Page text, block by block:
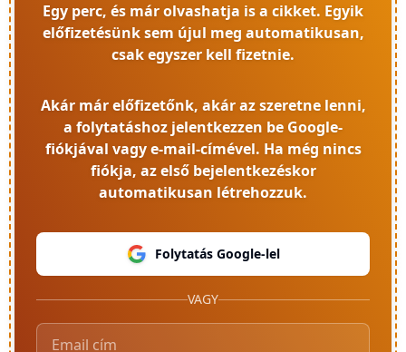
Egy perc, és már olvashatja is a cikket. Egyik
előfizetésünk sem újul meg automatikusan,
csak egyszer kell fizetnie.
Akár már előfizetőnk, akár az szeretne lenni,
a folytatáshoz jelentkezzen be Google-
fiókjával vagy e-mail-címével. Ha még nincs
fiókja, az első bejelentkezéskor
automatikusan létrehozzuk.
Folytatás Google-lel
VAGY